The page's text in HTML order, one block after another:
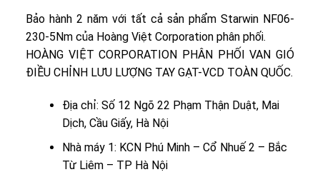
Bảo hành 2 năm với tất cả sản phẩm Starwin NF06-
230-5Nm của Hoàng Việt Corporation phân phối.
HOÀNG VIỆT CORPORATION PHÂN PHỐI VAN GIÓ
ĐIỀU CHỈNH LƯU LƯỢNG TAY GẠT-VCD TOÀN QUỐC.
Địa chỉ: Số 12 Ngõ 22 Phạm Thận Duật, Mai
Dịch, Cầu Giấy, Hà Nội
Nhà máy 1: KCN Phú Minh – Cổ Nhuế 2 – Bắc
Từ Liêm – TP Hà Nội